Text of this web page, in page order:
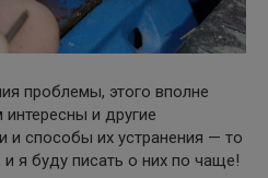
проблемы, этого вполне
и другие
и способы их устранения — то
и я буду писать о них по чаще!